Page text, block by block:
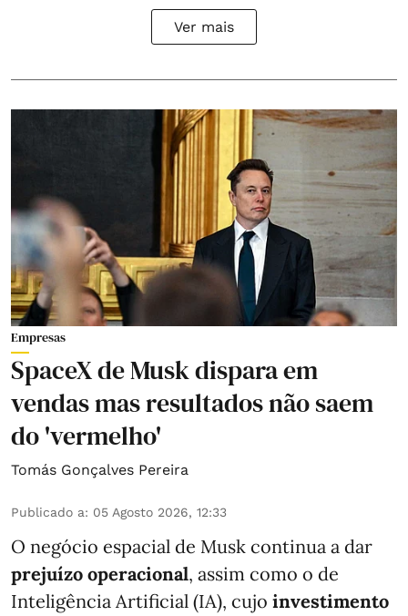
Ver mais
Empresas
SpaceX de Musk dispara em
vendas mas resultados não saem
do 'vermelho'
Tomás Gonçalves Pereira
Publicado a: 05 Agosto 2026, 12:33
O negócio espacial de Musk continua a dar
prejuízo operacional, assim como o de
Inteligência Artificial (IA), cujo investimento